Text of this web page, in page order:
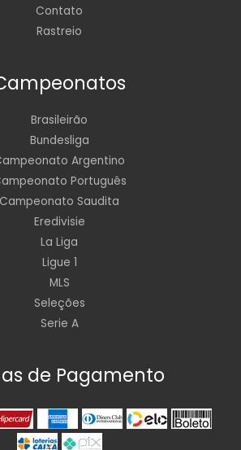
Contato
Rastreio
Brasileirão
Bundesliga
Argentino
Português
Campeonato Saudita
Eredivisie
La Liga
Ligue 1
MLS
Seleções
Serie A
de Pagamento